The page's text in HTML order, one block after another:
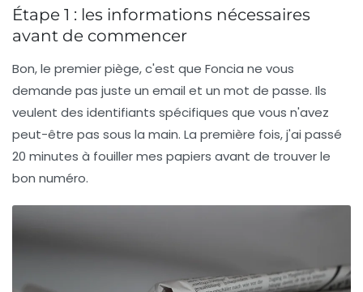
Étape 1 : les informations nécessaires
avant de commencer
Bon, le premier piège, c'est que Foncia ne vous
demande pas juste un email et un mot de passe. Ils
veulent des identifiants spécifiques que vous n'avez
peut-être pas sous la main. La première fois, j'ai passé
20 minutes à fouiller mes papiers avant de trouver le
bon numéro.